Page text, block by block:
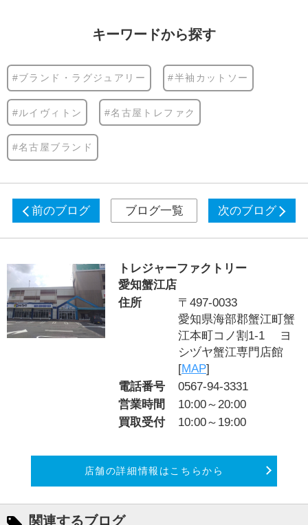
キーワードから探す
#ブランド・ラグジュアリー #半袖カットソー
#ルイヴィトン #名古屋トレファク
#名古屋ブランド
前のブログ ブログ一覧 次のブログ
トレジャーファクトリー
愛知蟹江店
住所
〒497-0033
愛知県海部郡蟹江町蟹
江本町コノ割1-1 ヨ
シヅヤ蟹江専門店館
[MAP]
電話番号
0567-94-3331
営業時間
10:00～20:00
買取受付
10:00～19:00
店舗の詳細情報はこちらから
関連するブログ